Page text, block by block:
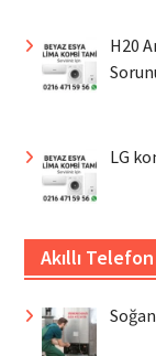
H20
LG
Akıllı Telefon